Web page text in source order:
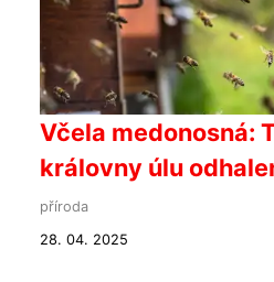
Včela medonosná:
královny úlu
příroda
28. 04. 2025